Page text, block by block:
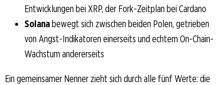
Entwicklungen bei XRP, der Fork-Zeitplan bei Cardano
Solanabewegt sich zwischen beiden Polen, getrieben
von Angst-Indikatoren einerseits und echtem On-Chain-
Wachstum andererseits
Ein gemeinsamer Nenner zieht sich durch alle fünf Werte: die